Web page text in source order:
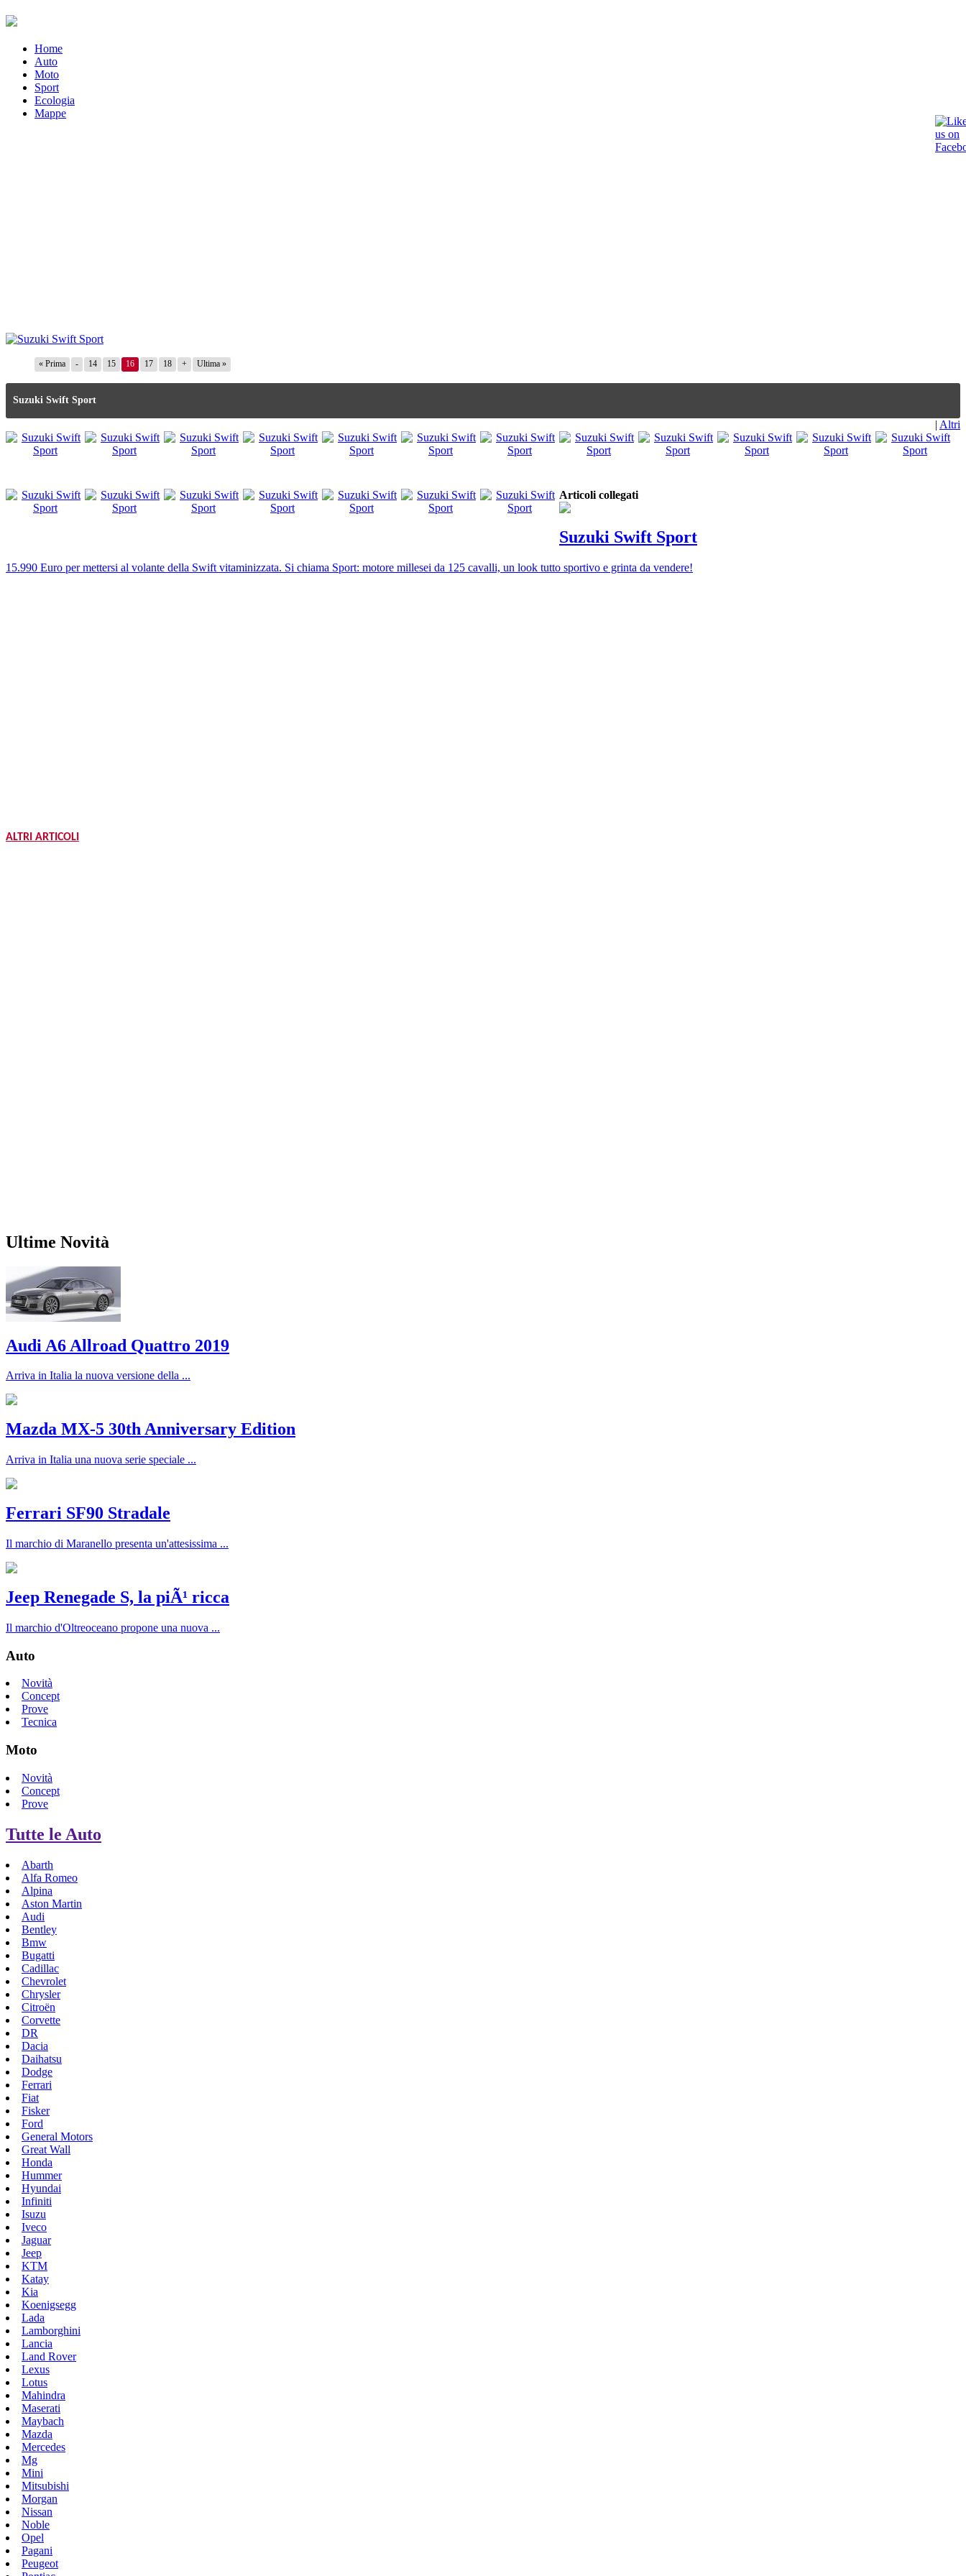
Home
Auto
Moto
Sport
Ecologia
Mappe
« Prima - 14 15 16 17 18 + Ultima »
Suzuki Swift Sport
| Altri
Articoli collegati
Suzuki Swift Sport
15.990 Euro per mettersi al volante della Swift vitaminizzata. Si chiama Sport: motore millesei da 125 cavalli, un look tutto sportivo e grinta da vendere!
ALTRI ARTICOLI
Ultime Novità
Audi A6 Allroad Quattro 2019
Arriva in Italia la nuova versione della ...
Mazda MX-5 30th Anniversary Edition
Arriva in Italia una nuova serie speciale ...
Ferrari SF90 Stradale
Il marchio di Maranello presenta un'attesissima ...
Jeep Renegade S, la piÃ¹ ricca
Il marchio d'Oltreoceano propone una nuova ...
Auto
Novità
Concept
Prove
Tecnica
Moto
Novità
Concept
Prove
Tutte le Auto
Abarth
Alfa Romeo
Alpina
Aston Martin
Audi
Bentley
Bmw
Bugatti
Cadillac
Chevrolet
Chrysler
Citroën
Corvette
DR
Dacia
Daihatsu
Dodge
Ferrari
Fiat
Fisker
Ford
General Motors
Great Wall
Honda
Hummer
Hyundai
Infiniti
Isuzu
Iveco
Jaguar
Jeep
KTM
Katay
Kia
Koenigsegg
Lada
Lamborghini
Lancia
Land Rover
Lexus
Lotus
Mahindra
Maserati
Maybach
Mazda
Mercedes
Mg
Mini
Mitsubishi
Morgan
Nissan
Noble
Opel
Pagani
Peugeot